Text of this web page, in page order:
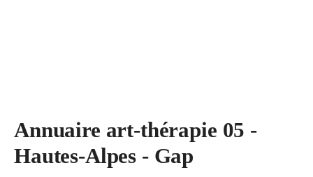
Annuaire art-thérapie 05 -
Hautes-Alpes - Gap